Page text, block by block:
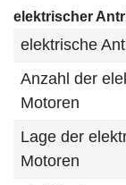
elektrischer
elektrische
Anzahl der
Motoren
Lage der
Motoren